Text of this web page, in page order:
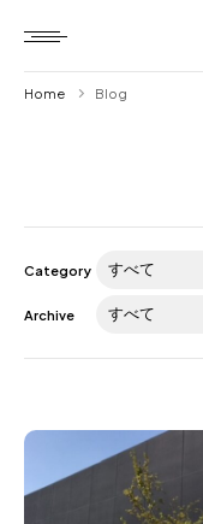
Home Blog
Category
Archive